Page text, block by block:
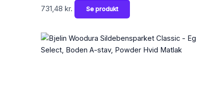
731,48 kr. Se produkt